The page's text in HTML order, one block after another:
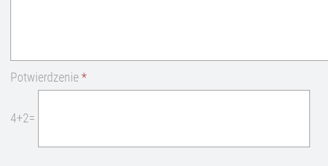
Potwierdzenie *
4+2=